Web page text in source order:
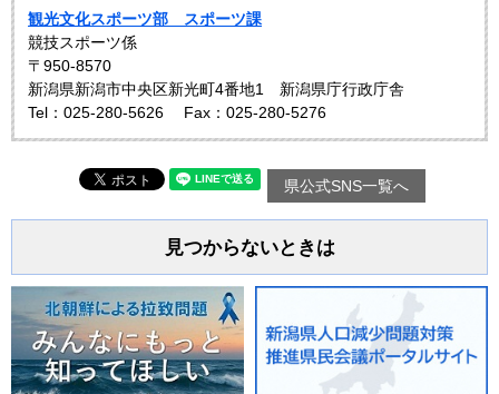
観光文化スポーツ部 スポーツ課
競技スポーツ係
〒950-8570
新潟県新潟市中央区新光町4番地1 新潟県庁行政庁舎
Tel：025-280-5626
Fax：025-280-5276
県公式SNS一覧へ
見つからないときは